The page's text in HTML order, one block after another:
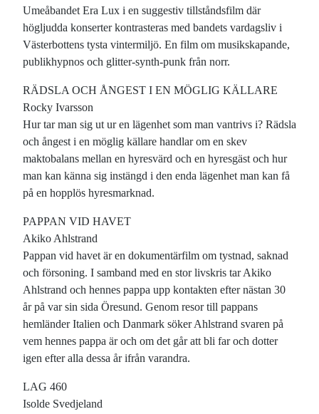
Umeåbandet Era Lux i en suggestiv tillståndsfilm där
högljudda konserter kontrasteras med bandets vardagsliv i
Västerbottens tysta vintermiljö. En film om musikskapande,
publikhypnos och glitter-synth-punk från norr.
RÄDSLA OCH ÅNGEST I EN MÖGLIG KÄLLARE
Rocky Ivarsson
Hur tar man sig ut ur en lägenhet som man vantrivs i? Rädsla
och ångest i en möglig källare handlar om en skev
maktobalans mellan en hyresvärd och en hyresgäst och hur
man kan känna sig instängd i den enda lägenhet man kan få
på en hopplös hyresmarknad.
PAPPAN VID HAVET
Akiko Ahlstrand
Pappan vid havet är en dokumentärfilm om tystnad, saknad
och försoning. I samband med en stor livskris tar Akiko
Ahlstrand och hennes pappa upp kontakten efter nästan 30
år på var sin sida Öresund. Genom resor till pappans
hemländer Italien och Danmark söker Ahlstrand svaren på
vem hennes pappa är och om det går att bli far och dotter
igen efter alla dessa år ifrån varandra.
LAG 460
Isolde Svedjeland